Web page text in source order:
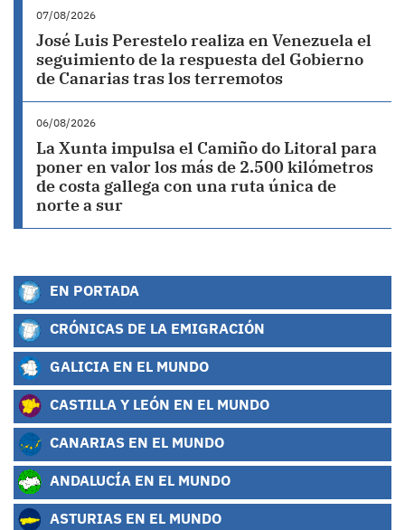
07/08/2026
José Luis Perestelo realiza en Venezuela el
seguimiento de la respuesta del Gobierno
de Canarias tras los terremotos
06/08/2026
La Xunta impulsa el Camiño do Litoral para
poner en valor los más de 2.500 kilómetros
de costa gallega con una ruta única de
norte a sur
EN PORTADA
CRÓNICAS DE LA EMIGRACIÓN
GALICIA EN EL MUNDO
CASTILLA Y LEÓN EN EL MUNDO
CANARIAS EN EL MUNDO
ANDALUCÍA EN EL MUNDO
ASTURIAS EN EL MUNDO